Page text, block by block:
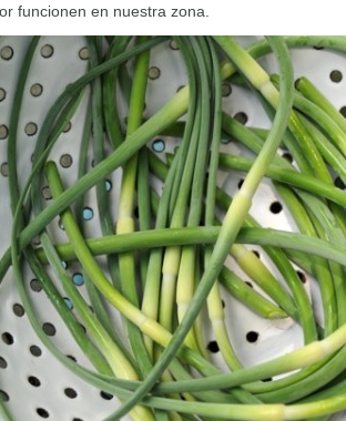
funcionen en nuestra zona.